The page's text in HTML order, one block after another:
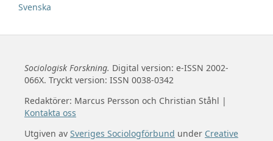
Svenska
Sociologisk Forskning. Digital version: e-ISSN 2002-
066X. Tryckt version: ISSN 0038-0342
Redaktörer: Marcus Persson och Christian Ståhl |
Kontakta oss
Utgiven av Sveriges Sociologförbund under Creative